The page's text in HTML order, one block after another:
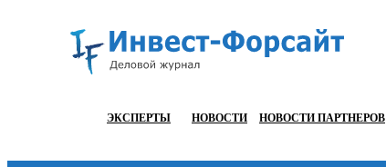
ЭКСПЕРТЫ НОВОСТИ НОВОСТИ ПАРТНЕРОВ